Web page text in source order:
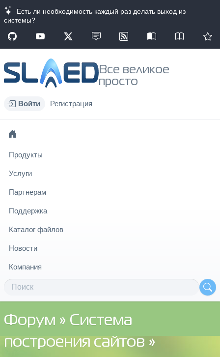
Есть ли необходимость каждый раз делать выход из
системы?
Все великое
просто
Войти Регистрация
Продукты
Услуги
Партнерам
Поддержка
Каталог файлов
Новости
Компания
Форум » Система
построения сайтов »